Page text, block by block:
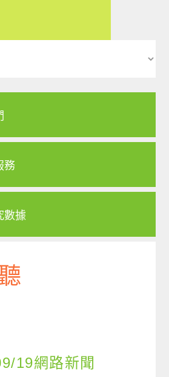
務
數據
19網路新聞